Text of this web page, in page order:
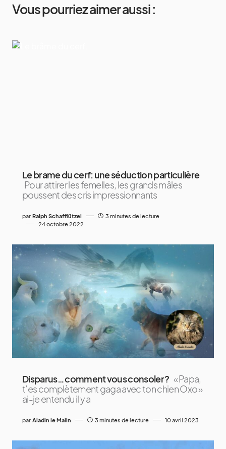
Vous pourriez aimer aussi :
Le brame du cerf: une séduction particulière
Pour attirer les femelles, les grands mâles
poussent des cris impressionnants
par Ralph Schafflützel
3 minutes de lecture
24 octobre 2022
Disparus… comment vous consoler ? « Papa,
t’es complètement gaga avec ton chien Oxo »
ai-je entendu il y a
par Aladin le Malin 3 minutes de lecture 10 avril 2023